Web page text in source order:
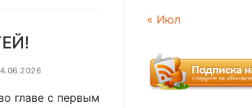
главе с первым
« Июл